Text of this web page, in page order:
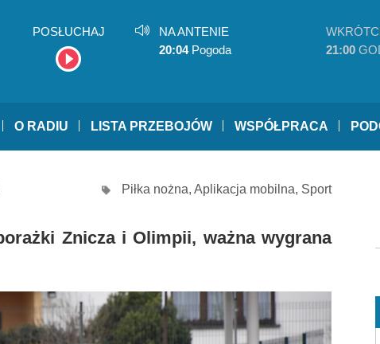
POSŁUCHAJ
NA ANTENIE
20:04Pogoda
21:00
O RADIU LISTA PRZEBOJÓW WSPÓŁPRACA
Piłka nożna, Aplikacja mobilna, Sport
Znicza i Olimpii, ważna wygrana